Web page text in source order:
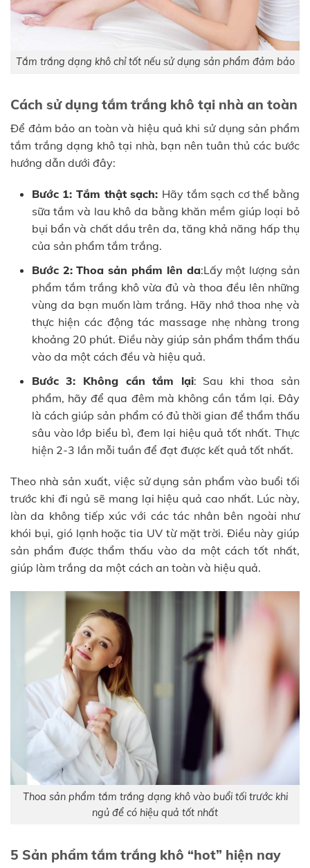
Tắm trắng dạng khô chỉ tốt nếu sử dụng sản phẩm đảm bảo
Cách sử dụng tắm trắng khô tại nhà an toàn
Để đảm bảo an toàn và hiệu quả khi sử dụng sản phẩm
tắm trắng dạng khô tại nhà, bạn nên tuân thủ các bước
hướng dẫn dưới đây:
Bước 1: Tắm thật sạch: Hãy tắm sạch cơ thể bằng
sữa tắm và lau khô da bằng khăn mềm giúp loại bỏ
bụi bẩn và chất dầu trên da, tăng khả năng hấp thụ
của sản phẩm tắm trắng.
Bước 2: Thoa sản phẩm lên da:Lấy một lượng sản
phẩm tắm trắng khô vừa đủ và thoa đều lên những
vùng da bạn muốn làm trắng. Hãy nhớ thoa nhẹ và
thực hiện các động tác massage nhẹ nhàng trong
khoảng 20 phút. Điều này giúp sản phẩm thẩm thấu
vào da một cách đều và hiệu quả.
Bước 3: Không cần tắm lại: Sau khi thoa sản
phẩm, hãy để qua đêm mà không cần tắm lại. Đây
là cách giúp sản phẩm có đủ thời gian để thẩm thấu
sâu vào lớp biểu bì, đem lại hiệu quả tốt nhất. Thực
hiện 2-3 lần mỗi tuần để đạt được kết quả tốt nhất.
Theo nhà sản xuất, việc sử dụng sản phẩm vào buổi tối
trước khi đi ngủ sẽ mang lại hiệu quả cao nhất. Lúc này,
làn da không tiếp xúc với các tác nhân bên ngoài như
khói bụi, gió lạnh hoặc tia UV từ mặt trời. Điều này giúp
sản phẩm được thẩm thấu vào da một cách tốt nhất,
giúp làm trắng da một cách an toàn và hiệu quả.
Thoa sản phẩm tắm trắng dạng khô vào buổi tối trước khi
ngủ để có hiệu quả tốt nhất
5 Sản phẩm tắm trắng khô “hot” hiện nay